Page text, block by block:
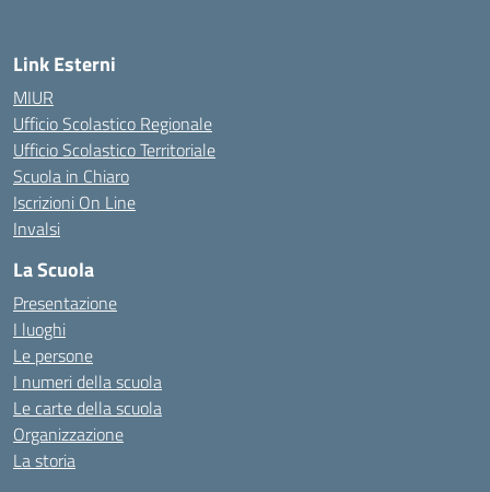
Link Esterni
MIUR
Ufficio Scolastico Regionale
Ufficio Scolastico Territoriale
Scuola in Chiaro
Iscrizioni On Line
Invalsi
La Scuola
Presentazione
I luoghi
Le persone
I numeri della scuola
Le carte della scuola
Organizzazione
La storia